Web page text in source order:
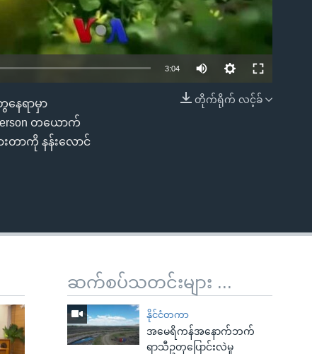
EMBED
3:04
တိုက်ရိုက် လင့်ခ်
ေရာမှာ
တယောက်
တာကို နန်းလောင်
ဆက်စပ်သတင်းများ ...
နိုင်ငံတကာ
အမေရိကန်အနောက်ဘက်
ရာသီဥတုပြောင်းလဲမှု